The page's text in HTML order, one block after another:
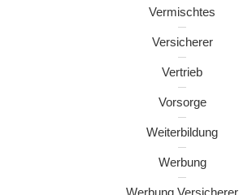
Vermischtes
Versicherer
Vertrieb
Vorsorge
Weiterbildung
Werbung